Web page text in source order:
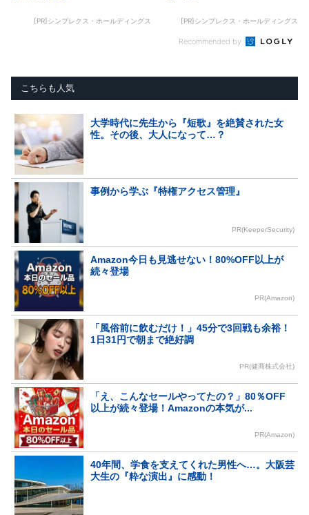
[PR]シンプレクス・ホールディングス [PR]シンプレクス・ホールディングス
Recommended by
こちらも人気
大学時代に先生から『短歌』を絶賛された女
性。その後、大人になって…？
事例から学ぶ『特権アクセス管理』
PR(KeeperSecurity)
Amazon今日も見逃せない！80%OFF以上が
続々登場
PR(Amazon)
「風俗前に飲むだけ！」45分で3回戦も余裕！
1日31円で朝まで絶好調
PR(健商株式会社)
「え、こんなセールやってたの？」80％OFF
以上が続々登場！Amazonの本気が...
PR(Amazon)
40年間、学食を支えてくれた男性へ…。大阪芸
大生の『粋な演出』に感動！